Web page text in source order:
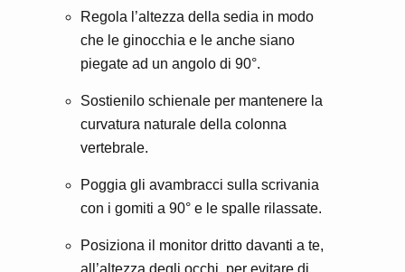
Regola l’altezza della sedia in modo
che le ginocchia e le anche siano
piegate ad un angolo di 90°.
Sostienilo schienale per mantenere la
curvatura naturale della colonna
vertebrale.
Poggia gli avambracci sulla scrivania
con i gomiti a 90° e le spalle rilassate.
Posiziona il monitor dritto davanti a te,